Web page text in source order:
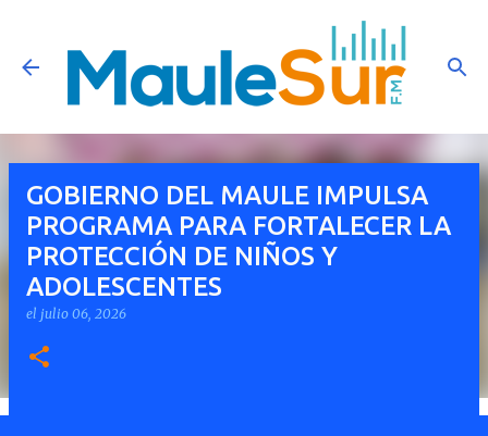
Ir al contenido principal
GOBIERNO DEL MAULE IMPULSA
PROGRAMA PARA FORTALECER LA
PROTECCIÓN DE NIÑOS Y
ADOLESCENTES
el julio 06, 2026